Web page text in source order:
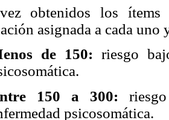
obtenidos los ítems
asignada a cada uno
de 150: riesgo
150 a 300:
psicosomática.